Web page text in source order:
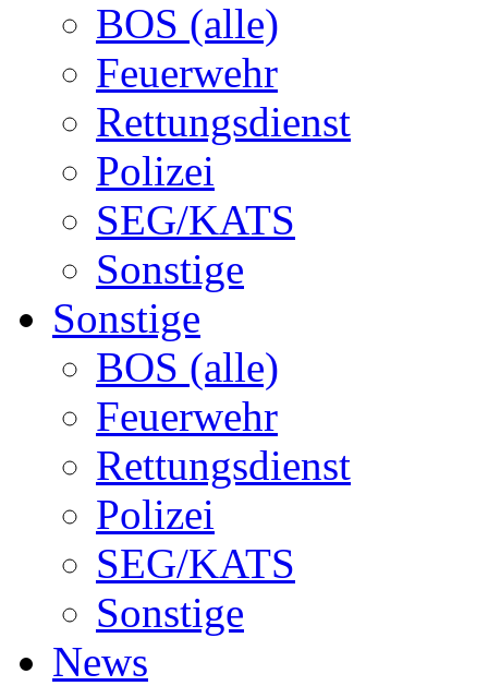
BOS (alle)
Feuerwehr
Rettungsdienst
Polizei
SEG/KATS
Sonstige
Sonstige
BOS (alle)
Feuerwehr
Rettungsdienst
Polizei
SEG/KATS
Sonstige
News